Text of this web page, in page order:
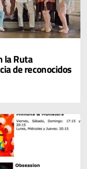
la Ruta
de reconocidos